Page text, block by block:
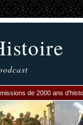
de 2000 ans